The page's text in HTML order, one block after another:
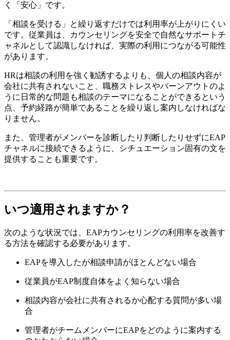
く「安心」です。
「相談を受ける」と繰り返すだけでは利用率が上がりにくい
です。従業員は、カウンセリングを安全で自然なサポートチ
ャネルとして認識しなければ、実際の利用につながる可能性
があります。
HRは相談の利用を強く勧誘するよりも、個人の相談内容が
会社に共有されないこと、職務ストレスやバーンアウトのよ
うに日常的な問題も相談のテーマになることができるという
点、予約経路が簡単であることを繰り返し案内しなければな
りません。
また、管理者がメンバーを診断したり判断したりせずにEAP
チャネルに接続できるように、シチュエーション固有の文を
提供することも重要です。
いつ適用されますか？
次のような状況では、EAPカウンセリングの利用率を改善す
る方法を確認する必要があります。
EAPを導入したが相談申請がほとんどない場合
従業員がEAP制度自体をよく知らない場合
相談内容が会社に共有されるか心配する質問が多い場
合
管理者がチームメンバーにEAPをどのように案内する